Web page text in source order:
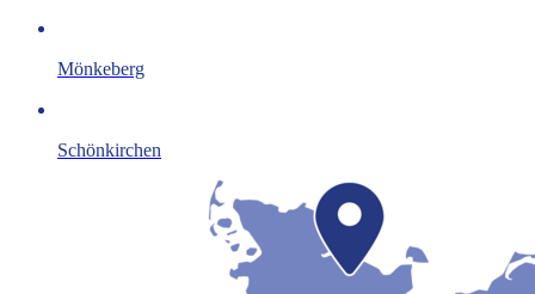
Mönkeberg
Schönkirchen